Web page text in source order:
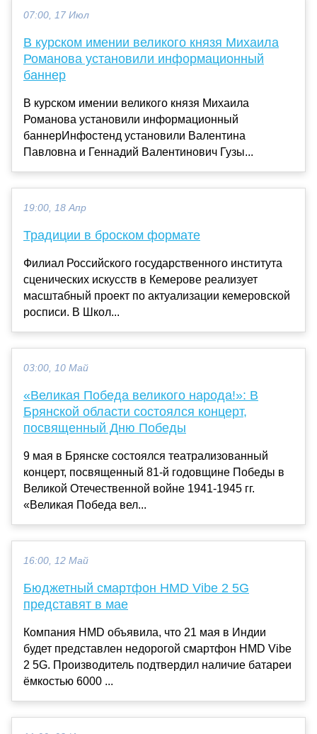
07:00, 17 Июл
В курском имении великого князя Михаила
Романова установили информационный
баннер
В курском имении великого князя Михаила
Романова установили информационный
баннерИнфостенд установили Валентина
Павловна и Геннадий Валентинович Гузы...
19:00, 18 Апр
Традиции в броском формате
Филиал Российского государственного института
сценических искусств в Кемерове реализует
масштабный проект по актуализации кемеровской
росписи. В Школ...
03:00, 10 Май
«Великая Победа великого народа!»: В
Брянской области состоялся концерт,
посвященный Дню Победы
9 мая в Брянске состоялся театрализованный
концерт, посвященный 81-й годовщине Победы в
Великой Отечественной войне 1941-1945 гг.
«Великая Победа вел...
16:00, 12 Май
Бюджетный смартфон HMD Vibe 2 5G
представят в мае
Компания HMD объявила, что 21 мая в Индии
будет представлен недорогой смартфон HMD Vibe
2 5G. Производитель подтвердил наличие батареи
ёмкостью 6000 ...